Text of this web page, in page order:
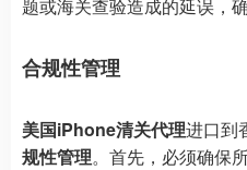
题或海关查验造成的延误，
合规性管理
美国iPhone清关代理进口到
规性管理。首先，必须确保